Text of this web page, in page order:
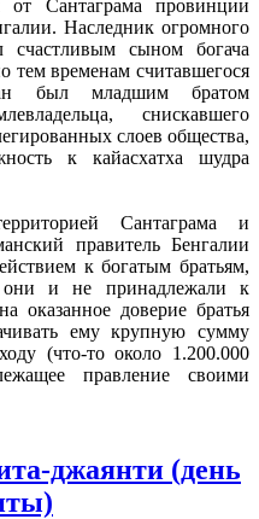
Сантаграма провинции
Наследник огромного
счастливым сыном богача
тем временам считавшегося
был младшим братом
снискавшего
слоев общества,
к кайасхатха шудра
Сантаграма и
правитель Бенгалии
к богатым братьям,
они и не принадлежали к
оказанное доверие братья
ему крупную сумму
(что-то около 1.200.000
правление своими
джаянти (день